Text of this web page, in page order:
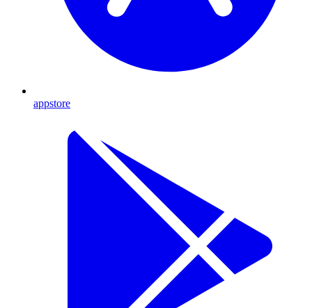
appstore